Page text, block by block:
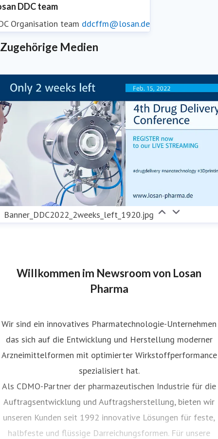
DDC team
Organisation team ddcffm@losan.de
Zugehörige Medien
Banner_DDC2022_2weeks_left_1920.jpg
Willkommen im Newsroom von Losan
Pharma
Wir sind ein innovatives Pharmatechnologie-Unternehmen
das sich auf die Entwicklung und Herstellung moderner
Arzneimittelformen mit optimierter Wirkstoffperformance
spezialisiert hat.
Als CDMO-Partner der pharmazeutischen Industrie für die
Auftragsentwicklung und Auftragsherstellung, bieten wir
unseren Kunden seit 1992 innovative Lösungen für feste,
halbfeste und flüssige Darreichungsformen. Für unsere